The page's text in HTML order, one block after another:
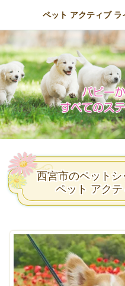
ペット アクティブ
西宮市のペット
ペット アク